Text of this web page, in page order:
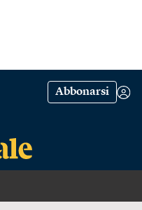
Abbonarsi